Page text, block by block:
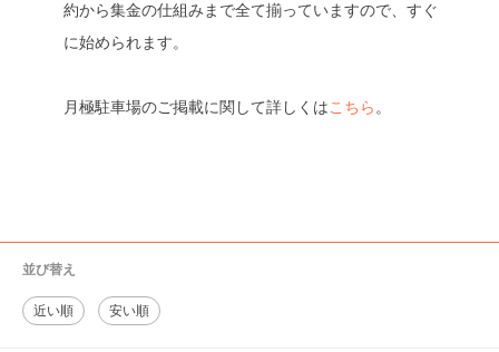
約から集金の仕組みまで全て揃っていますので、すぐ
に始められます。
月極駐車場のご掲載に関して詳しくはこちら 。
並び替え
近い順 安い順